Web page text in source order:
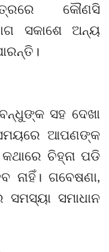
କୌଣସି
ସକାଶେ ଅନ୍ୟ
ସହ ଦେଖା
ଆପଣଙ୍କ
ଚିହ୍ନା ପଡି
ନାହିଁ। ଗବେଷଣା,
ସମସ୍ୟା ସମାଧାନ